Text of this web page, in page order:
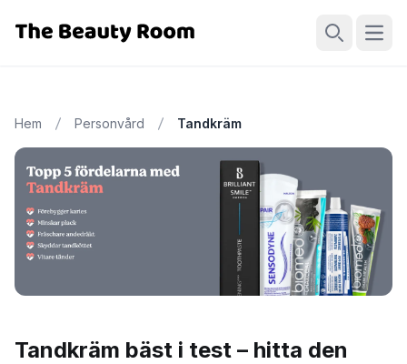
Hem Personvård Tandkräm
Tandkräm bäst i test – hitta den